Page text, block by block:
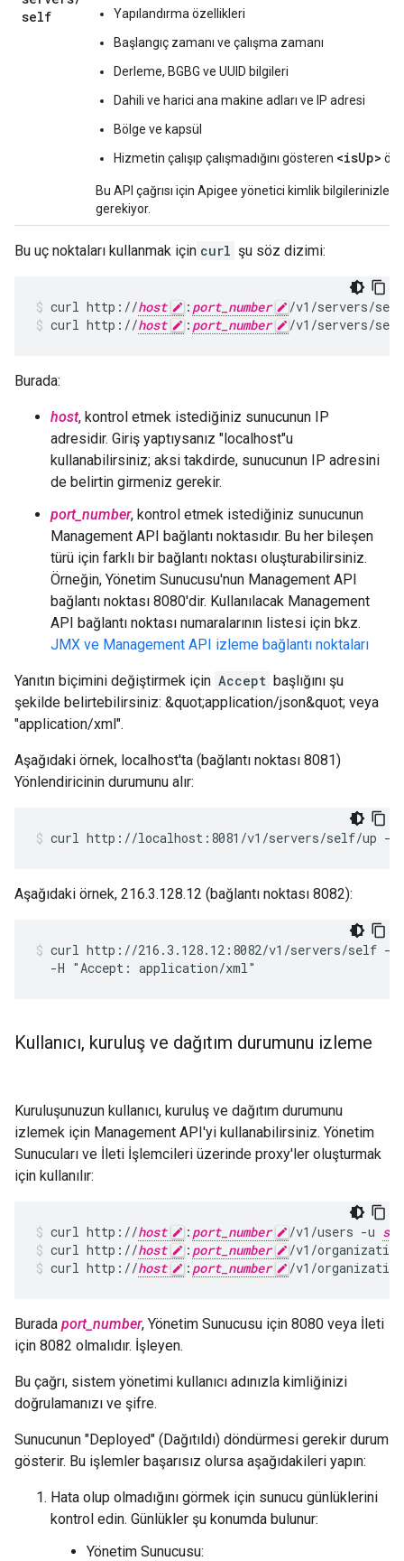
self
Yapılandırma özellikleri
Başlangıç zamanı ve çalışma zamanı
Derleme, BGBG ve UUID bilgileri
Dahili ve harici ana makine adları ve IP adresi
Bölge ve kapsül
Hizmetin çalışıp çalışmadığını gösteren <isUp>
Bu API çağrısı için Apigee yönetici kimlik bilgilerinizle
gerekiyor.
Bu uç noktaları kullanmak için curl şu söz dizimi:
curl http://host : port_number
curl http://host : port_number /v1/servers/
Burada:
host, kontrol etmek istediğiniz sunucunun IP
adresidir. Giriş yaptıysanız "localhost"u
kullanabilirsiniz; aksi takdirde, sunucunun IP adresini
de belirtin girmeniz gerekir.
port_number, kontrol etmek istediğiniz sunucunun
Management API bağlantı noktasıdır. Bu her bileşen
türü için farklı bir bağlantı noktası oluşturabilirsiniz.
Örneğin, Yönetim Sunucusu'nun Management API
bağlantı noktası 8080'dir. Kullanılacak Management
API bağlantı noktası numaralarının listesi için bkz.
JMX ve Management API izleme bağlantı noktaları
Yanıtın biçimini değiştirmek için Accept başlığını şu
şekilde belirtebilirsiniz: &quot;application/json&quot; veya
"application/xml".
Aşağıdaki örnek, localhost'ta (bağlantı noktası 8081)
Yönlendiricinin durumunu alır:
curl http://localhost:8081/v1/servers/self/up -
Aşağıdaki örnek, 216.3.128.12 (bağlantı noktası 8082):
curl http://216.3.128.12:8082/v1/servers/self -
  -H "Accept: application/xml"
Kullanıcı, kuruluş ve dağıtım durumunu izleme
Kuruluşunuzun kullanıcı, kuruluş ve dağıtım durumunu
izlemek için Management API'yi kullanabilirsiniz. Yönetim
Sunucuları ve İleti İşlemcileri üzerinde proxy'ler oluşturmak
için kullanılır:
curl http://host : port_number /v1/users -u
curl http://host : port_number
/v1/
curl http://host : port_number /v1/
Burada port_number, Yönetim Sunucusu için 8080 veya İleti
için 8082 olmalıdır. İşleyen.
Bu çağrı, sistem yönetimi kullanıcı adınızla kimliğinizi
doğrulamanızı ve şifre.
Sunucunun "Deployed" (Dağıtıldı) döndürmesi gerekir durum
gösterir. Bu işlemler başarısız olursa aşağıdakileri yapın:
Hata olup olmadığını görmek için sunucu günlüklerini
kontrol edin. Günlükler şu konumda bulunur:
Yönetim Sunucusu: